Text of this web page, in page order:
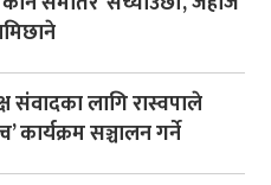
संवादका लागि रास्वपाले
कार्यक्रम सञ्चालन गर्ने